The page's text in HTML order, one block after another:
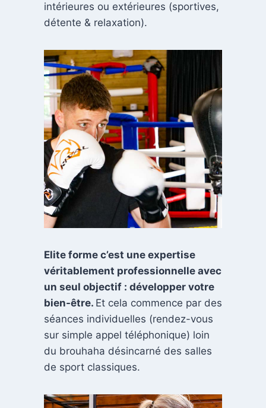
intérieures ou extérieures (sportives,
détente & relaxation).
Elite forme c’est une expertise
véritablement professionnelle avec
un seul objectif : développer votre
bien-être. Et cela commence par des
séances individuelles (rendez-vous
sur simple appel téléphonique) loin
du brouhaha désincarné des salles
de sport classiques.